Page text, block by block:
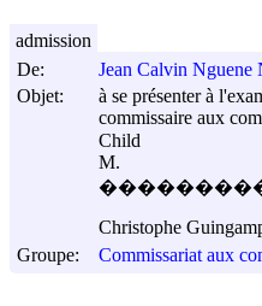
De:
Jean Calvin Nguene
Objet:
à se présenter à
commissaire aux
Child
M.
Christophe
Groupe:
Commissariat aux
admission